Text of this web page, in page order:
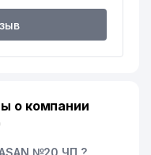
ПО
380 м
о компании
№20 ЧП ?